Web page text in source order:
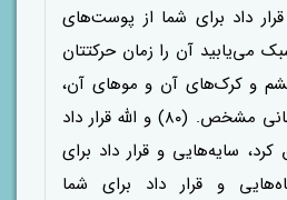
داد برای شما از پوست‌های
می‌یابید آن را زمان حرکتتان
پشم و کرک‌های آن و موهای آن،
اثاثیه‌ای و کالایی تا زمانی مشخص. (۸۰) و الله قرار داد
سایه‌هایی و قرار داد برای
و قرار داد برای شما